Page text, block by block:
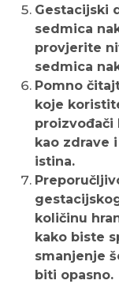
Gestacijski
sedmica
provjerite
sedmica
Pomno
koje
proizvođači
kao zdrave
istina.
količinu
kako biste
smanjenje
biti opasno.